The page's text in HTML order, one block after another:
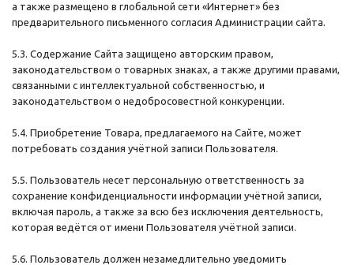
а также размещено в глобальной сети «Интернет» без
предварительного письменного согласия Администрации сайта.
5.3. Содержание Сайта защищено авторским правом,
законодательством о товарных знаках, а также другими правами,
связанными с интеллектуальной собственностью, и
законодательством о недобросовестной конкуренции.
5.4. Приобретение Товара, предлагаемого на Сайте, может
потребовать создания учётной записи Пользователя.
5.5. Пользователь несет персональную ответственность за
сохранение конфиденциальности информации учётной записи,
включая пароль, а также за всю без исключения деятельность,
которая ведётся от имени Пользователя учётной записи.
5.6. Пользователь должен незамедлительно уведомить